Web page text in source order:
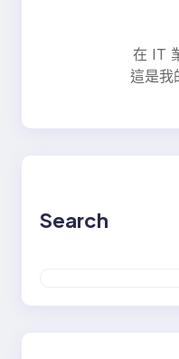
在 IT
這是我
Search